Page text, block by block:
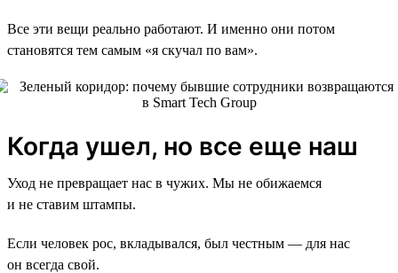
Все эти вещи реально работают. И именно они потом
становятся тем самым «я скучал по вам».
Когда ушел, но все еще наш
Уход не превращает нас в чужих. Мы не обижаемся
и не ставим штампы.
Если человек рос, вкладывался, был честным — для нас
он всегда свой.